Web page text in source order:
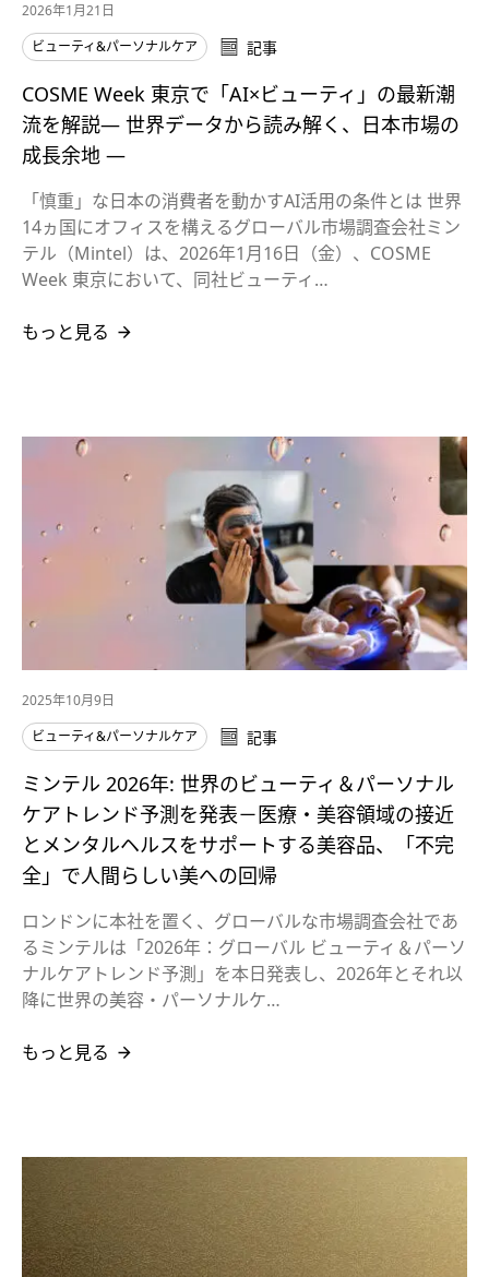
2026年1月21日
ビューティ&パーソナルケア
記事
COSME Week 東京で「AI×ビューティ」の最新潮
流を解説― 世界データから読み解く、日本市場の
成長余地 ―
「慎重」な日本の消費者を動かすAI活用の条件とは 世界
14ヵ国にオフィスを構えるグローバル市場調査会社ミン
テル（Mintel）は、2026年1月16日（金）、COSME
Week 東京において、同社ビューティ…
もっと見る
2025年10月9日
ビューティ&パーソナルケア
記事
ミンテル 2026年: 世界のビューティ＆パーソナル
ケアトレンド予測を発表－医療・美容領域の接近
とメンタルヘルスをサポートする美容品、「不完
全」で人間らしい美への回帰
ロンドンに本社を置く、グローバルな市場調査会社であ
るミンテルは「2026年：グローバル ビューティ＆パーソ
ナルケアトレンド予測」を本日発表し、2026年とそれ以
降に世界の美容・パーソナルケ…
もっと見る